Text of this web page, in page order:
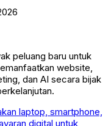
peluang baru untuk
website,
dan AI secara bijak